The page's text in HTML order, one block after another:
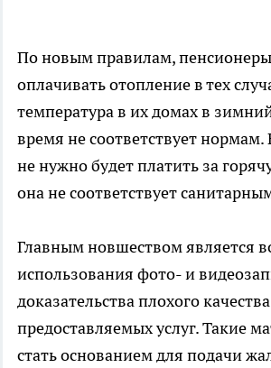
По новым правилам,
оплачивать отопление в тех
температура в их домах в
время не соответствует
не нужно будет платить за
она не соответствует
Главным новшеством является
использования фото- и
доказательства плохого качества
предоставляемых услуг. Такие
стать основанием для подачи